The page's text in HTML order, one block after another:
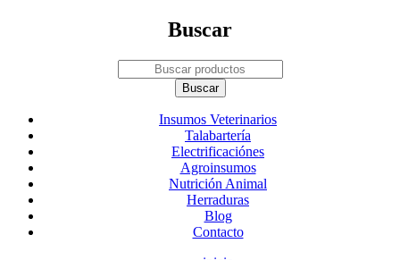
Buscar
Insumos Veterinarios
Talabartería
Electrificaciónes
Agroinsumos
Nutrición Animal
Herraduras
Blog
Contacto